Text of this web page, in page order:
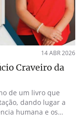
14 ABR 2026
Craveiro da
de um livro que
dando lugar a
humana e os